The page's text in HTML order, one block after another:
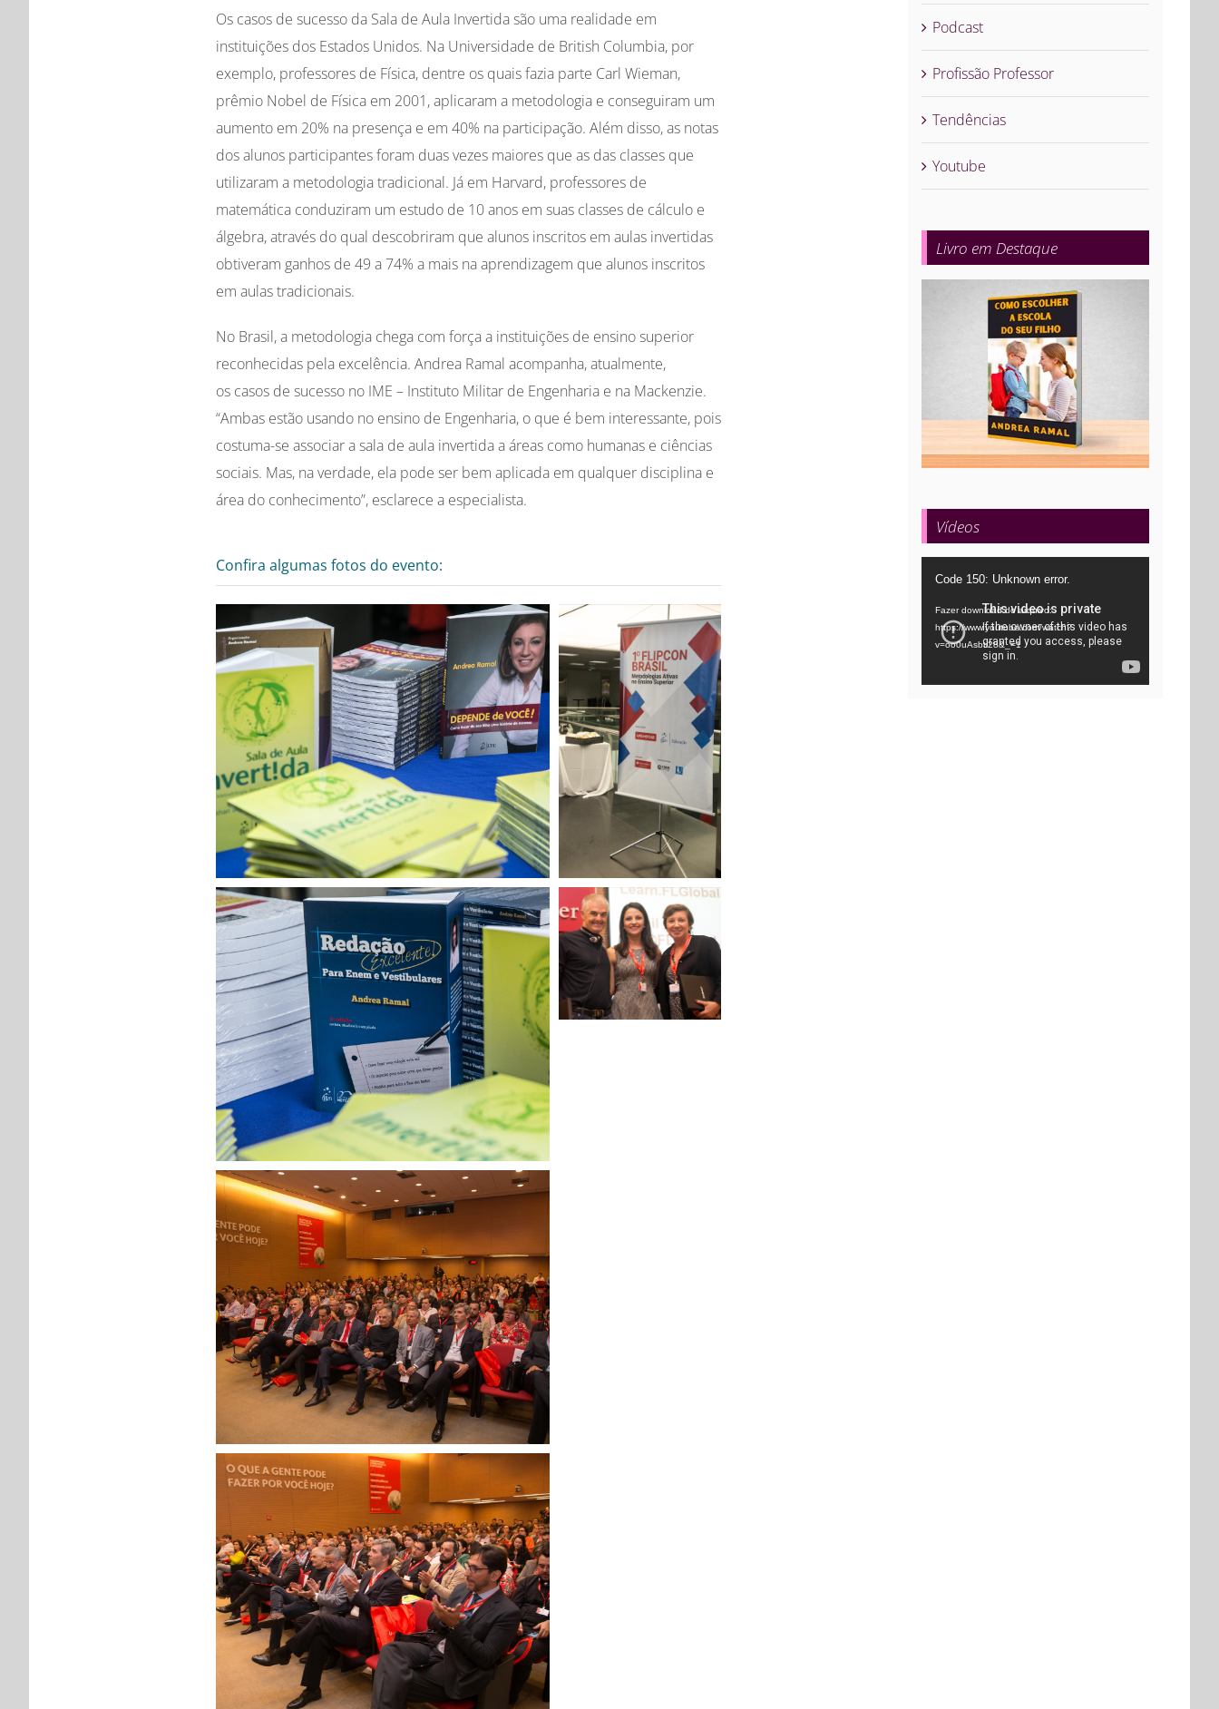
Os casos de sucesso da Sala de Aula Invertida são uma realidade em
instituições dos Estados Unidos. Na Universidade de British Columbia, por
exemplo, professores de Física, dentre os quais fazia parte Carl Wieman,
prêmio Nobel de Física em 2001, aplicaram a metodologia e conseguiram um
aumento em 20% na presença e em 40% na participação. Além disso, as notas
dos alunos participantes foram duas vezes maiores que as das classes que
utilizaram a metodologia tradicional. Já em Harvard, professores de
matemática conduziram um estudo de 10 anos em suas classes de cálculo e
álgebra, através do qual descobriram que alunos inscritos em aulas invertidas
obtiveram ganhos de 49 a 74% a mais na aprendizagem que alunos inscritos
em aulas tradicionais.
No Brasil, a metodologia chega com força a instituições de ensino superior
reconhecidas pela excelência. Andrea Ramal acompanha, atualmente,
os casos de sucesso no IME – Instituto Militar de Engenharia e na Mackenzie.
“Ambas estão usando no ensino de Engenharia, o que é bem interessante, pois
costuma-se associar a sala de aula invertida a áreas como humanas e ciências
sociais. Mas, na verdade, ela pode ser bem aplicada em qualquer disciplina e
área do conhecimento”, esclarece a especialista.
Confira algumas fotos do evento:
Podcast
Profissão Professor
Tendências
Youtube
Livro em Destaque
Vídeos
Tocador
vídeo
Code 150: Unknown error.
Fazer download do arquivo:
https://www.youtube.com/watch?
v=oo0uAsbti28&_=1